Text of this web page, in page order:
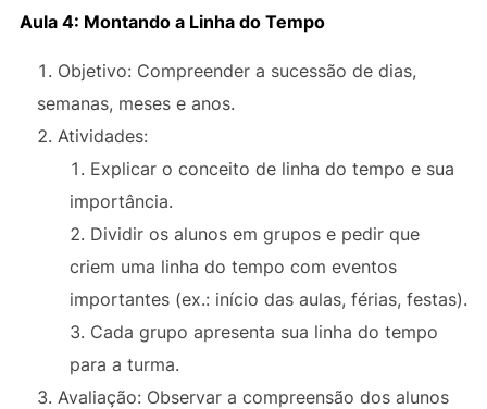
Aula 4: Montando a Linha do Tempo
Objetivo: Compreender a sucessão de dias,
semanas, meses e anos.
Atividades:
Explicar o conceito de linha do tempo e sua
importância.
Dividir os alunos em grupos e pedir que
criem uma linha do tempo com eventos
importantes (ex.: início das aulas, férias, festas).
Cada grupo apresenta sua linha do tempo
para a turma.
Avaliação: Observar a compreensão dos alunos